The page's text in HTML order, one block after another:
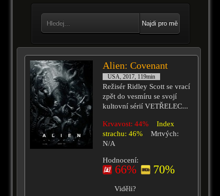
Najdi pro mě
Alien: Covenant
USA, 2017, 119min
Režisér Ridley Scott se vrací
zpět do vesmíru se svojí
kultovní sérií VETŘELEC...
Krvavost: 44%
Index
strachu: 46%
Mrtvých:
N/A
Hodnocení:
66% 70%
Viděli?